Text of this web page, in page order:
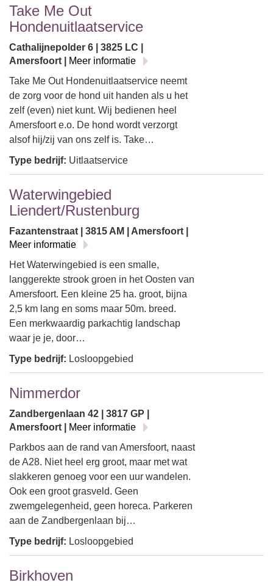
Take Me Out
Hondenuitlaatservice
Cathalijnepolder 6 | 3825 LC |
Amersfoort |
Meer informatie
Take Me Out Hondenuitlaatservice neemt
de zorg voor de hond uit handen als u het
zelf (even) niet kunt. Wij bedienen heel
Amersfoort e.o. De hond wordt verzorgt
alsof hij/zij van ons zelf is. Take…
Type bedrijf: Uitlaatservice
Waterwingebied
Liendert/Rustenburg
Fazantenstraat | 3815 AM | Amersfoort |
Meer informatie
Het Waterwingebied is een smalle,
langgerekte strook groen in het Oosten van
Amersfoort. Een kleine 25 ha. groot, bijna
2,5 km lang en soms maar 50m. breed.
Een merkwaardig parkachtig landschap
waar je je, door…
Type bedrijf: Losloopgebied
Nimmerdor
Zandbergenlaan 42 | 3817 GP |
Amersfoort |
Meer informatie
Parkbos aan de rand van Amersfoort, naast
de A28. Niet heel erg groot, maar met wat
slakkeren genoeg voor een uur wandelen.
Ook een groot grasveld. Geen
zwemgelegenheid, geen horeca. Parkeren
aan de Zandbergenlaan bij…
Type bedrijf: Losloopgebied
Birkhoven